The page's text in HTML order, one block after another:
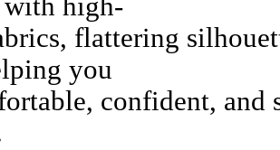
with high-
flattering
you
confident, and